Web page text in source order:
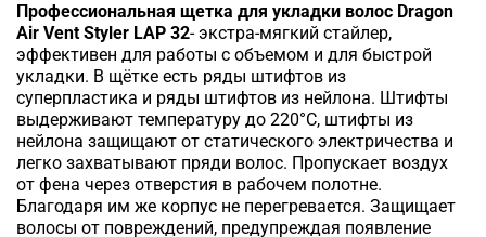
Профессиональная щетка для укладки волос Dragon
Air Vent Styler LAP 32- экстра-мягкий стайлер,
эффективен для работы с объемом и для быстрой
укладки. В щётке есть ряды штифтов из
суперпластика и ряды штифтов из нейлона. Штифты
выдерживают температуру до 220°С, штифты из
нейлона защищают от статического электричества и
легко захватывают пряди волос. Пропускает воздух
от фена через отверстия в рабочем полотне.
Благодаря им же корпус не перегревается. Защищает
волосы от повреждений, предупреждая появление